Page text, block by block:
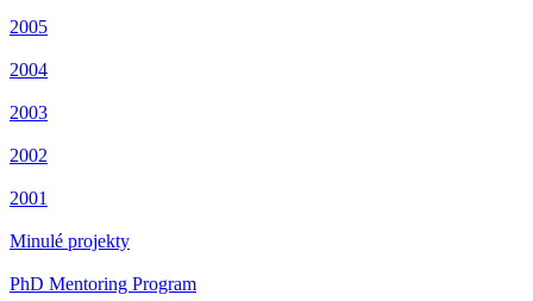
2005
2004
2003
2002
2001
Minulé projekty
PhD Mentoring Program